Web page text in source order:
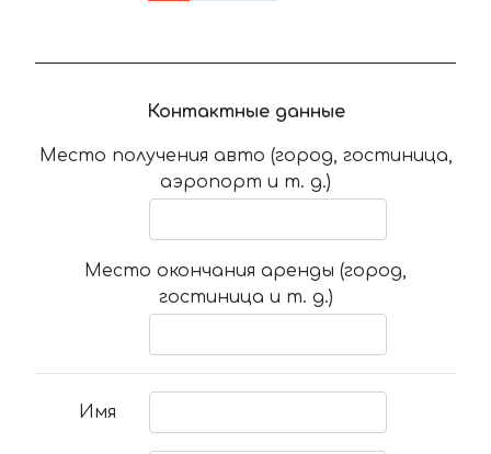
Контактные данные
Место получения авто (город, гостиница,
аэропорт и т. д.)
Место окончания аренды (город,
гостиница и т. д.)
Имя